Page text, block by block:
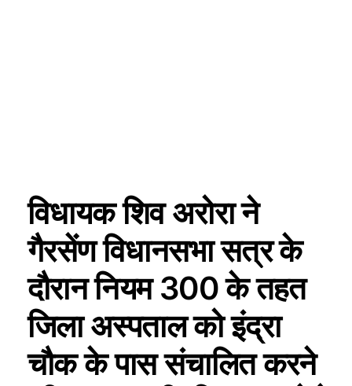
विधायक शिव अरोरा ने
गैरसेंण विधानसभा सत्र के
दौरान नियम 300 के तहत
जिला अस्पताल को इंद्रा
चौक के पास संचालित करने